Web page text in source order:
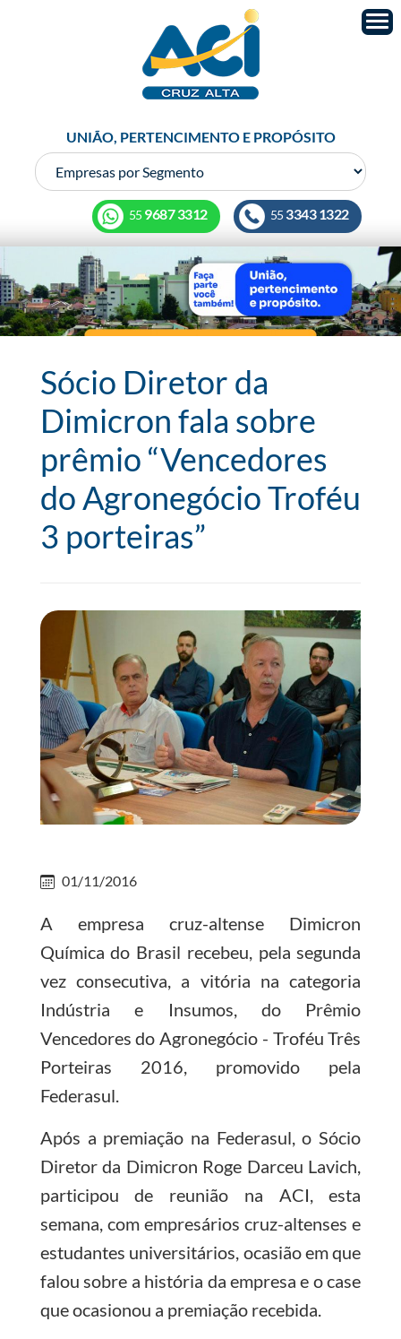
UNIÃO, PERTENCIMENTO E PROPÓSITO
55 3343 1322
55 9687 3312
Sócio Diretor da
Dimicron fala sobre
prêmio “Vencedores
do Agronegócio Troféu
3 porteiras”
01/11/2016
A empresa cruz-altense Dimicron
Química do Brasil recebeu, pela segunda
vez consecutiva, a vitória na categoria
Indústria e Insumos, do Prêmio
Vencedores do Agronegócio - Troféu Três
Porteiras 2016, promovido pela
Federasul.
Após a premiação na Federasul, o Sócio
Diretor da Dimicron Roge Darceu Lavich,
participou de reunião na ACI, esta
semana, com empresários cruz-altenses e
estudantes universitários, ocasião em que
falou sobre a história da empresa e o case
que ocasionou a premiação recebida.